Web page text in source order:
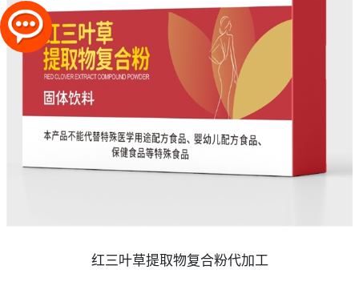
红三叶草提取物复合粉代加工